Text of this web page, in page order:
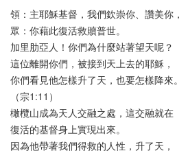
領：主耶穌基督，我們欽崇你、讚美你，
眾：你藉此復活救贖普世。
加里肋亞人！你們為什麼站著望天呢？
這位離開你們，被接到天上去的耶穌，
你們看見他怎樣升了天，也要怎樣降來。
（宗1:11）
橄欖山成為天人交融之處，這交融就在
復活的基督身上實現出來。
因為他帶著我們得救的人性，升了天，